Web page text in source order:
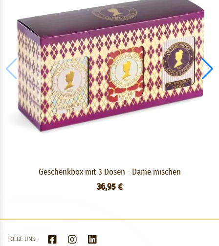
Geschenkbox mit 3 Dosen - Dame mischen
36,95 €
FOLGE UNS: